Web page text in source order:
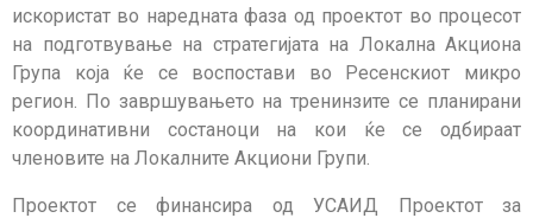
искористат во наредната фаза од проектот во процесот
на подготвување на стратегијата на Локална Акциона
Група која ќе се воспостави во Ресенскиот микро
регион. По завршувањето на тренинзите се планирани
координативни состаноци на кои ќе се одбираат
членовите на Локалните Акциони Групи.
Проектот се финансира од УСАИД Проектот за